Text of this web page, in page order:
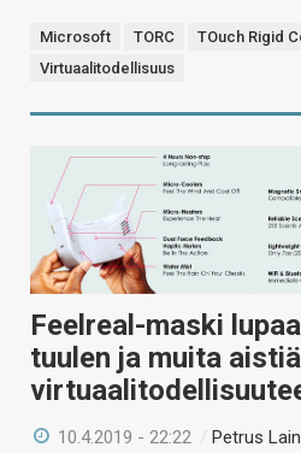
Microsoft TORC
TOuch Rigid
Virtuaalitodellisuus
Feelreal-maski
tuulen ja muita
10.4.2019 - 22:22 /Petrus